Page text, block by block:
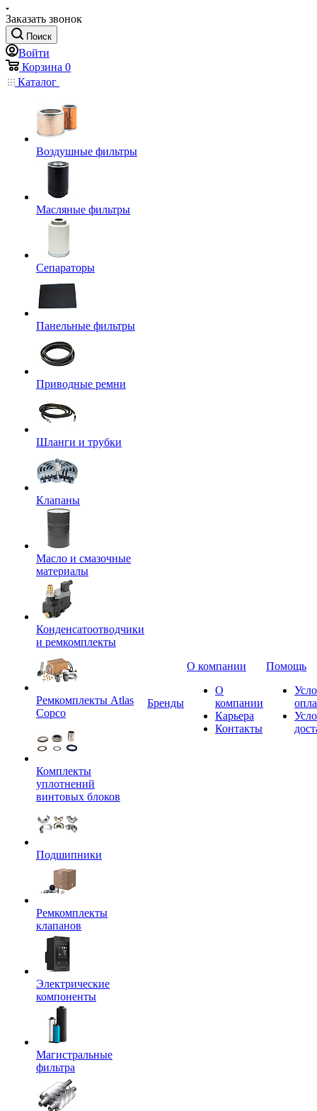
Заказать звонок
Поиск
Войти
Корзина 0
Каталог
Воздушные фильтры
Масляные фильтры
Сепараторы
Панельные фильтры
Приводные ремни
Шланги и трубки
Клапаны
Масло и смазочные
материалы
Конденсатоотводчики
и ремкомплекты
Ремкомплекты Atlas
Copco
Комплекты
уплотнений
винтовых блоков
Подшипники
Ремкомплекты
клапанов
Электрические
компоненты
Магистральные
фильтра
Бренды
О компании
О
компании
Карьера
Контакты
Помощь